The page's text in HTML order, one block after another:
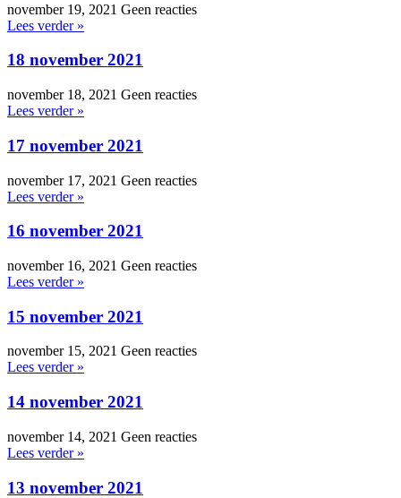
november 19, 2021 Geen reacties
Lees verder »
18 november 2021
november 18, 2021 Geen reacties
Lees verder »
17 november 2021
november 17, 2021 Geen reacties
Lees verder »
16 november 2021
november 16, 2021 Geen reacties
Lees verder »
15 november 2021
november 15, 2021 Geen reacties
Lees verder »
14 november 2021
november 14, 2021 Geen reacties
Lees verder »
13 november 2021